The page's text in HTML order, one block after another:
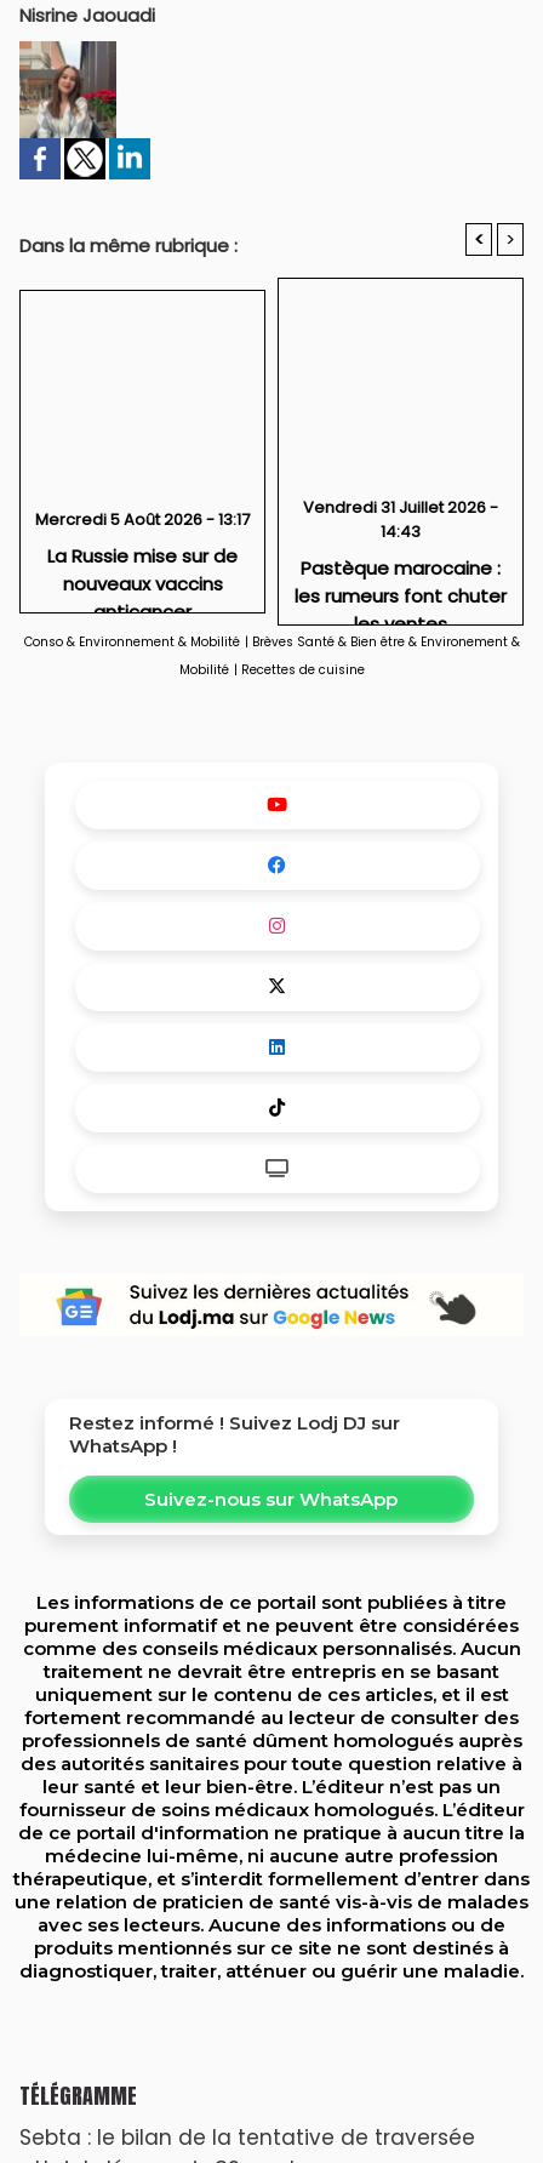
Nisrine Jaouadi
Dans la même rubrique : < >
Mercredi 5 Août 2026 - 13:17
La Russie mise sur de
nouveaux vaccins
anticancer
Vendredi 31 Juillet 2026 -
14:43
Pastèque marocaine :
les rumeurs font chuter
les ventes
Conso & Environnement & Mobilité | Brèves Santé & Bien être & Environement &
Mobilité | Recettes de cuisine
Restez informé ! Suivez Lodj DJ sur
WhatsApp !
Suivez-nous sur WhatsApp
Les informations de ce portail sont publiées à titre
purement informatif et ne peuvent être considérées
comme des conseils médicaux personnalisés. Aucun
traitement ne devrait être entrepris en se basant
uniquement sur le contenu de ces articles, et il est
fortement recommandé au lecteur de consulter des
professionnels de santé dûment homologués auprès
des autorités sanitaires pour toute question relative à
leur santé et leur bien-être. L’éditeur n’est pas un
fournisseur de soins médicaux homologués. L’éditeur
de ce portail d'information ne pratique à aucun titre la
médecine lui-même, ni aucune autre profession
thérapeutique, et s’interdit formellement d’entrer dans
une relation de praticien de santé vis-à-vis de malades
avec ses lecteurs. Aucune des informations ou de
produits mentionnés sur ce site ne sont destinés à
diagnostiquer, traiter, atténuer ou guérir une maladie.
TÉLÉGRAMME
Sebta : le bilan de la tentative de traversée